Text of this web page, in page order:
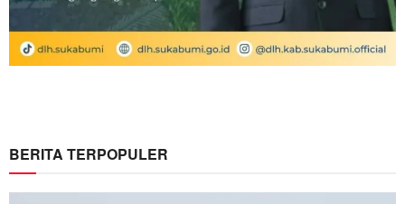
BERITA TERPOPULER